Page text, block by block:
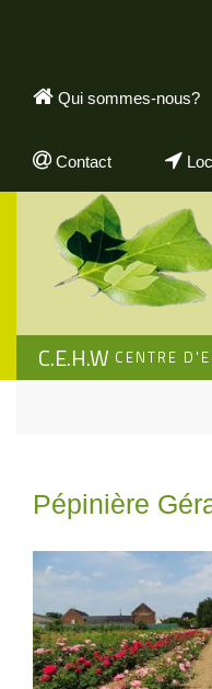
Qui sommes-nous?
Contact
C.E.H.W CENTRE
Pépinière